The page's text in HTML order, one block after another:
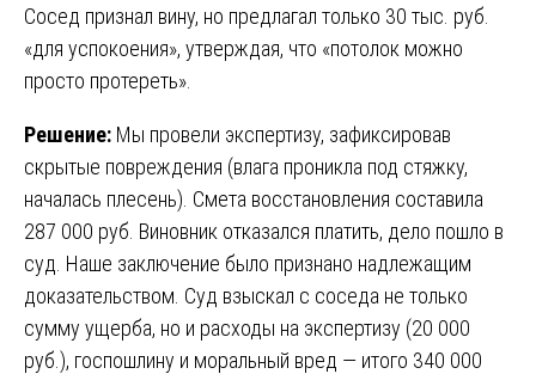
Сосед признал вину, но предлагал только 30 тыс. руб.
«для успокоения», утверждая, что «потолок можно
просто протереть».
Решение: Мы провели экспертизу, зафиксировав
скрытые повреждения (влага проникла под стяжку,
началась плесень). Смета восстановления составила
287 000 руб. Виновник отказался платить, дело пошло в
суд. Наше заключение было признано надлежащим
доказательством. Суд взыскал с соседа не только
сумму ущерба, но и расходы на экспертизу (20 000
руб.), госпошлину и моральный вред — итого 340 000